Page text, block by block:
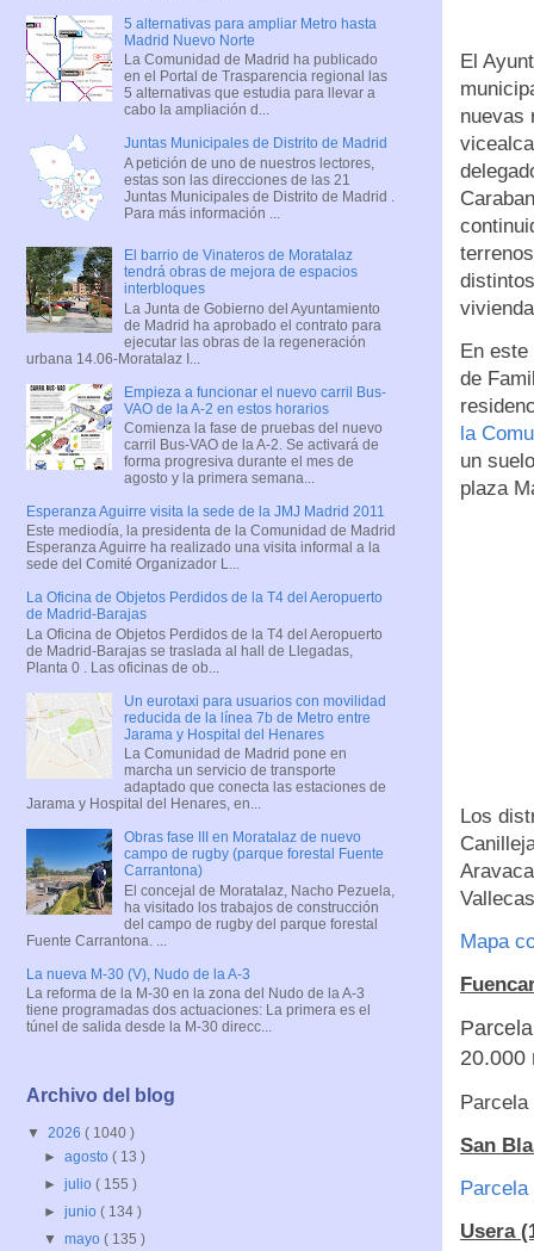
El
nuevas
En
de
la
un
plaza
Los
Mapa
20.000
Parcela
San
Usera
5 alternativas para ampliar Metro hasta
Madrid Nuevo Norte
La Comunidad de Madrid ha publicado
en el Portal de Trasparencia regional las
5 alternativas que estudia para llevar a
cabo la ampliación d...
Juntas Municipales de Distrito de Madrid
A petición de uno de nuestros lectores,
estas son las direcciones de las 21
Juntas Municipales de Distrito de Madrid .
Para más información ...
El barrio de Vinateros de Moratalaz
tendrá obras de mejora de espacios
interbloques
La Junta de Gobierno del Ayuntamiento
de Madrid ha aprobado el contrato para
ejecutar las obras de la regeneración
urbana 14.06-Moratalaz I...
Empieza a funcionar el nuevo carril Bus-
VAO de la A-2 en estos horarios
Comienza la fase de pruebas del nuevo
carril Bus-VAO de la A-2. Se activará de
forma progresiva durante el mes de
agosto y la primera semana...
Esperanza Aguirre visita la sede de la JMJ Madrid 2011
Este mediodía, la presidenta de la Comunidad de Madrid
Esperanza Aguirre ha realizado una visita informal a la
sede del Comité Organizador L...
La Oficina de Objetos Perdidos de la T4 del Aeropuerto
de Madrid-Barajas
La Oficina de Objetos Perdidos de la T4 del Aeropuerto
de Madrid-Barajas se traslada al hall de Llegadas,
Planta 0 . Las oficinas de ob...
Un eurotaxi para usuarios con movilidad
reducida de la línea 7b de Metro entre
Jarama y Hospital del Henares
La Comunidad de Madrid pone en
marcha un servicio de transporte
adaptado que conecta las estaciones de
Jarama y Hospital del Henares, en...
Obras fase III en Moratalaz de nuevo
campo de rugby (parque forestal Fuente
Carrantona)
El concejal de Moratalaz, Nacho Pezuela,
ha visitado los trabajos de construcción
del campo de rugby del parque forestal
Fuente Carrantona. ...
La nueva M-30 (V), Nudo de la A-3
La reforma de la M-30 en la zona del Nudo de la A-3
tiene programadas dos actuaciones: La primera es el
túnel de salida desde la M-30 direcc...
Archivo del blog
▼ 2026 ( 1040 )
►agosto( 13 )
►julio( 155 )
►junio( 134 )
▼mayo( 135 )